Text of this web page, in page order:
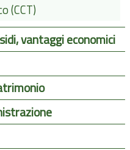
(CCT)
vantaggi economici